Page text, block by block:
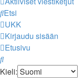
Etsi
UKK
Kirjaudu sisään
Etusivu
Etsi
Kieli: